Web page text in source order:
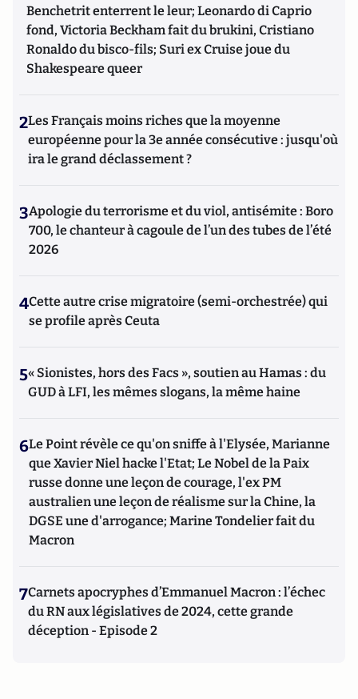
Benchetrit enterrent le leur; Leonardo di Caprio
fond, Victoria Beckham fait du brukini, Cristiano
Ronaldo du bisco-fils; Suri ex Cruise joue du
Shakespeare queer
2Les Français moins riches que la moyenne
européenne pour la 3e année consécutive : jusqu'où
ira le grand déclassement ?
3Apologie du terrorisme et du viol, antisémite : Boro
700, le chanteur à cagoule de l’un des tubes de l’été
2026
4Cette autre crise migratoire (semi-orchestrée) qui
se profile après Ceuta
5« Sionistes, hors des Facs », soutien au Hamas : du
GUD à LFI, les mêmes slogans, la même haine
6Le Point révèle ce qu'on sniffe à l'Elysée, Marianne
que Xavier Niel hacke l'Etat; Le Nobel de la Paix
russe donne une leçon de courage, l'ex PM
australien une leçon de réalisme sur la Chine, la
DGSE une d'arrogance; Marine Tondelier fait du
Macron
7Carnets apocryphes d’Emmanuel Macron : l’échec
du RN aux législatives de 2024, cette grande
déception - Episode 2